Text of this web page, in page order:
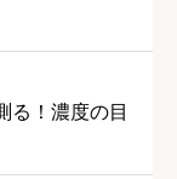
る！濃度の目